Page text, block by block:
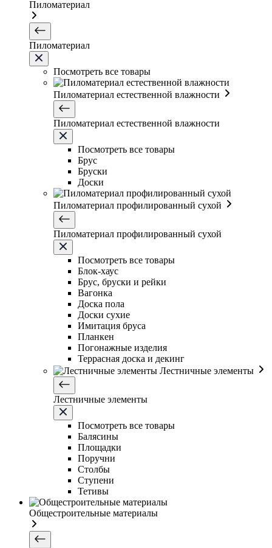
Пиломатериал
Пиломатериал
Посмотреть все товары
Пиломатериал естественной влажности
Пиломатериал естественной влажности
Посмотреть все товары
Брус
Бруски
Доски
Пиломатериал профилированный сухой
Пиломатериал профилированный сухой
Посмотреть все товары
Блок-хаус
Брус, бруски и рейки
Вагонка
Доска пола
Доски сухие
Имитация бруса
Планкен
Погонажные изделия
Террасная доска и декинг
Лестничные элементы
Лестничные элементы
Посмотреть все товары
Балясины
Площадки
Поручни
Столбы
Ступени
Тетивы
Общестроительные материалы